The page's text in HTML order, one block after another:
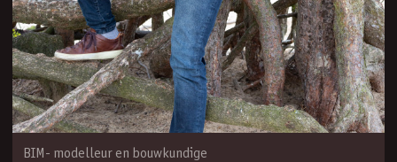
BIM- modelleur en bouwkundige